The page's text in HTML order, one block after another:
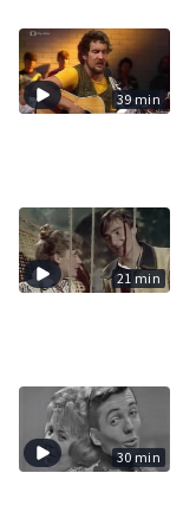
39 min
21 min
30 min